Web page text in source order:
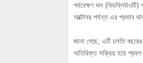
পর্যবেক্ষণ দল
অক্টোবর পর্যন্ত এর প্রভাব
জানা গেছে, এটি চলতি বছরের
অতিরিক্ত সক্রিয় হয়ে প্রবল